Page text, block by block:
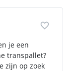
je een
transpallet?
zijn op zoek